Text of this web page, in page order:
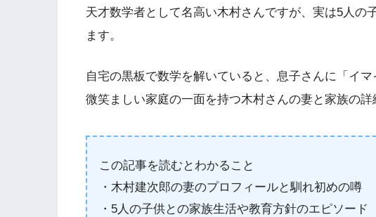
天才数学者として名高い木村さんですが、実は5人の
ます。
自宅の黒板で数学を解いていると、息子さんに「イ
微笑ましい家庭の一面を持つ木村さんの妻と家族の詳
この記事を読むとわかること
・木村建次郎の妻のプロフィールと馴れ初めの噂
・5人の子供との家族生活や教育方針のエピソード